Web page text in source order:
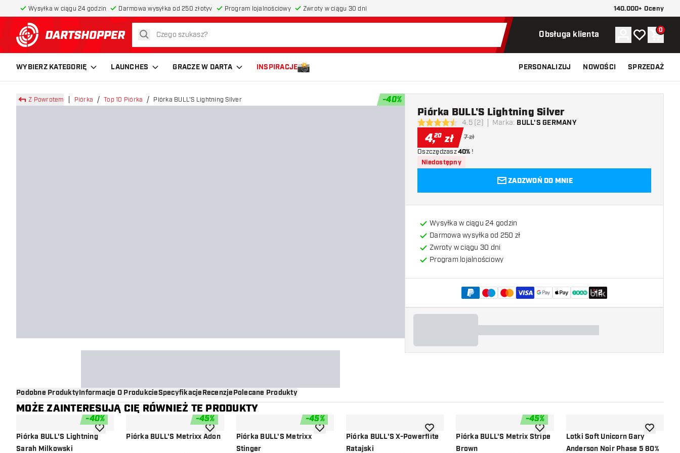
Wysyłka w ciągu 24 godzin Darmowa wysyłka od 250 złotyv Program lojalnościowy Zwroty w ciągu 30 dni 140.000+ Oceny
powrót do strony głównej
szukaj Obsługa klienta Konto
Moja listaKoszyk
0
WYBIERZ KATEGORIĘ LAUNCHES GRACZE W DARTA INSPIRACJE PERSONALIZUJ NOWOŚCI SPRZEDAŻ
Z Powrotem Piórka Top 10 Piórka Piórka BULL'S Lightning Silver -40%
4.5 gwiazdki oceny
4.5 (2) Marka: BULL'S GERMANY
Piórka BULL'S Lightning Silver
4,20 zł 7 zł
Oszczędzasz40% !
Niedostępny
ZADZWOŃ DO MNIE
Wysyłka w ciągu 24 godzin
Darmowa wysyłka od 250 zł
Zwroty w ciągu 30 dni
Program lojalnościowy
+2
Podobne ProduktyInformacje O ProdukcieSpecyfikacjeRecenzjePolecane Produkty
MOŻE ZAINTERESUJĄ CIĘ RÓWNIEŻ TE PRODUKTY
-40%
Piórka BULL'S Lightning
Sarah Milkowski
dodaj do listy życzeń
-45%
Piórka BULL'S Metrixx Adondodaj do listy życzeń
-45%
Piórka BULL'S Metrixx
Stinger
dodaj do listy życzeń
Piórka BULL'S X-Powerflite
Ratajski
dodaj do listy życzeń
-45%
Piórka BULL'S Metrix Stripe
Brown
dodaj do listy życzeńLotki Soft Unicorn Gary
Anderson Noir Phase 5 80%
dodaj do